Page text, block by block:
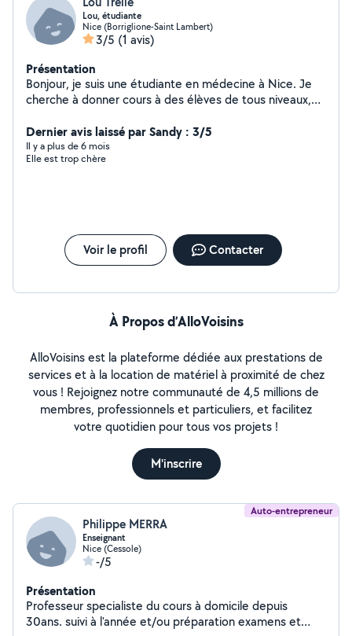
Lou, étudiante
Nice (Borriglione-Saint Lambert)
3/5 (1 avis)
Présentation
Bonjour, je suis une étudiante en médecine à Nice. Je
cherche à donner cours à des élèves de tous niveaux,
aussi aider dans d'autres matières si besoin. J'ai eu un
bac spécialités maths, physique-chimie, option maths
expertes, et SVT en première Je suis tutrice en
validé ma première année de licence de maths
(sciences et technologies)
Dernier avis laissé par Sandy : 3/5
Il y a plus de 6 mois
Elle est trop chère
Voir le profil Contacter
À Propos d’AlloVoisins
AlloVoisins est la plateforme dédiée aux prestations de
services et à la location de matériel à proximité de chez
vous ! Rejoignez notre communauté de 4,5 millions de
membres, professionnels et particuliers, et facilitez
votre quotidien pour tous vos projets !
M'inscrire
Auto-entrepreneur
Philippe MERRA
Enseignant
Nice (Cessole)
-/5
Présentation
Professeur specialiste du cours à domicile depuis
30ans. suivi à l'année et/ou préparation examens et